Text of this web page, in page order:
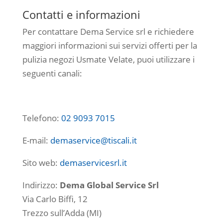
Contatti e informazioni
Per contattare Dema Service srl e richiedere
maggiori informazioni sui servizi offerti per la
pulizia negozi Usmate Velate, puoi utilizzare i
seguenti canali:
Telefono: 02 9093 7015
E-mail: demaservice@tiscali.it
Sito web: demaservicesrl.it
Indirizzo: Dema Global Service Srl
Via Carlo Biffi, 12
Trezzo sull’Adda (MI)